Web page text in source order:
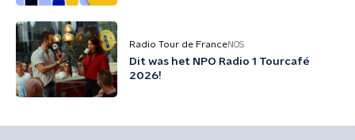
Radio Tour de FranceNOS
Dit was het NPO Radio 1 Tourcafé
2026!